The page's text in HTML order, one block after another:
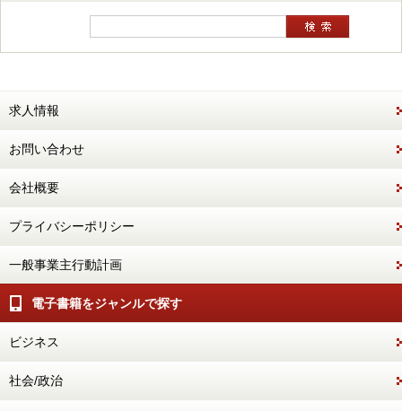
求人情報
お問い合わせ
会社概要
プライバシーポリシー
一般事業主行動計画
電子書籍をジャンルで探す
ビジネス
社会/政治